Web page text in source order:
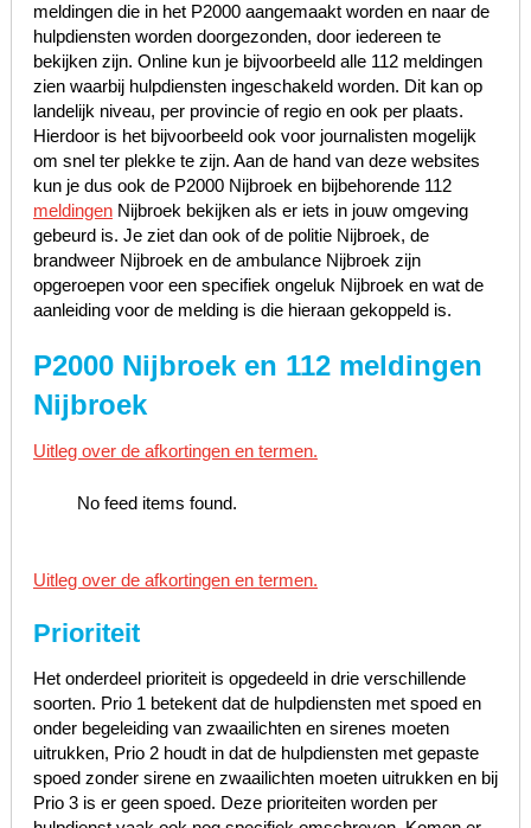
meldingen die in het P2000 aangemaakt worden en naar de
hulpdiensten worden doorgezonden, door iedereen te
bekijken zijn. Online kun je bijvoorbeeld alle 112 meldingen
zien waarbij hulpdiensten ingeschakeld worden. Dit kan op
landelijk niveau, per provincie of regio en ook per plaats.
Hierdoor is het bijvoorbeeld ook voor journalisten mogelijk
om snel ter plekke te zijn. Aan de hand van deze websites
kun je dus ook de P2000 Nijbroek en bijbehorende 112
meldingenNijbroek bekijken als er iets in jouw omgeving
gebeurd is. Je ziet dan ook of de politie Nijbroek, de
brandweer Nijbroek en de ambulance Nijbroek zijn
opgeroepen voor een specifiek ongeluk Nijbroek en wat de
aanleiding voor de melding is die hieraan gekoppeld is.
P2000 Nijbroek en 112 meldingen
Nijbroek
Uitleg over de afkortingen en termen.
No feed items found.
Uitleg over de afkortingen en termen.
Prioriteit
Het onderdeel prioriteit is opgedeeld in drie verschillende
soorten. Prio 1 betekent dat de hulpdiensten met spoed en
onder begeleiding van zwaailichten en sirenes moeten
uitrukken, Prio 2 houdt in dat de hulpdiensten met gepaste
spoed zonder sirene en zwaailichten moeten uitrukken en bij
Prio 3 is er geen spoed. Deze prioriteiten worden per